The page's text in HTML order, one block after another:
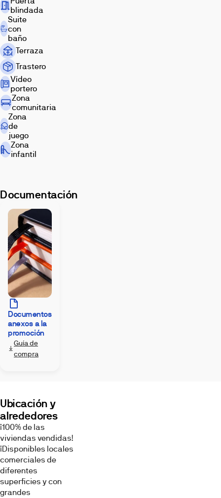
blindada
Suite
con
baño
Terraza
Trastero
Vídeo
portero
Zona
comunitaria
Zona
de
juego
Zona
infantil
Documentación
Documentos
anexos a la
promoción
Guía de
compra
Ubicación y
alrededores
¡100% de las
viviendas vendidas!
¡Disponibles locales
comerciales de
diferentes
superficies y con
grandes